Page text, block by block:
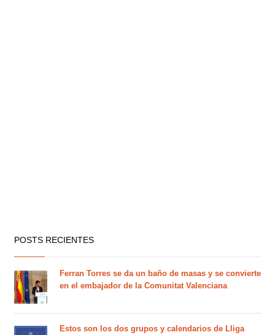
POSTS RECIENTES
Ferran Torres se da un baño de masas y se convierte
en el embajador de la Comunitat Valenciana
Estos son los dos grupos y calendarios de Lliga